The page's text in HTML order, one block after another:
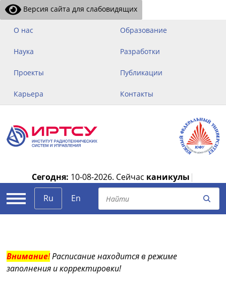
Версия сайта для слабовидящих
О нас Образование
Наука Разработки
Проекты Публикации
Карьера Контакты
Сегодня: 10-08-2026. Сейчас каникулы |
Ru
En
Внимание!Расписание находится в режиме
заполнения и корректировки!